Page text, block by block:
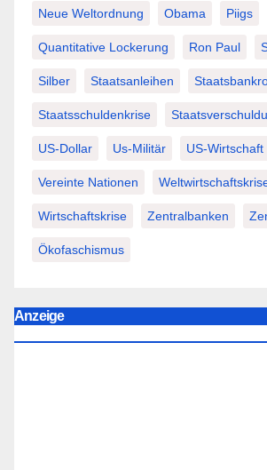
Neue Weltordnung Obama Piigs
Quantitative Lockerung Ron Paul
Silber Staatsanleihen
Staatsschuldenkrise
US-Dollar Us-Militär US-Wirtschaft
Vereinte Nationen
Wirtschaftskrise Zentralbanken
Ökofaschismus
Anzeige